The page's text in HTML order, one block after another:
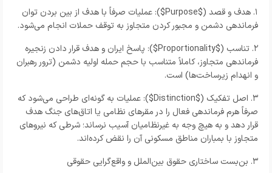
۱. هدف و قصد ($
Purpose$): عملیات صرفاً با هدف از بین بردن توان
فرماندهی دشمن و مجبور کردن متجاوز به توقف حملات انجام می‌شود.
۲. تناسب ($
Proportionality$): پاسخ ایران و هدف قرار دادن زنجیره
فرماندهی متجاوز، کاملاً متناسب با حجم حمله اولیه دشمن (ترور رهبران
و انهدام زیرساخت‌ها) است.
۳. اصل تفکیک ($
Distinction$): عملیات به گونه‌ای طراحی می‌شود که
صرفاً هرم فرماندهی فعال را در مقرهای نظامی یا اتاق‌های جنگ هدف
قرار دهد و به هیچ وجه به غیرنظامیان آسیب نرساند؛ شرطی که نیروهای
متجاوز با بمباران مناطق مسکونی آن را نقض کرده‌اند.
۳. بن‌بست ساختاری حقوق بین‌الملل و واقع‌گرایی حقوقی